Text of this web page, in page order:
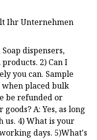
Ihr Unternehmen
dispensers,
2) Can I
you can. Sample
placed bulk
be refunded or
A: Yes, as long
us. 4) What is your
days. 5)What's